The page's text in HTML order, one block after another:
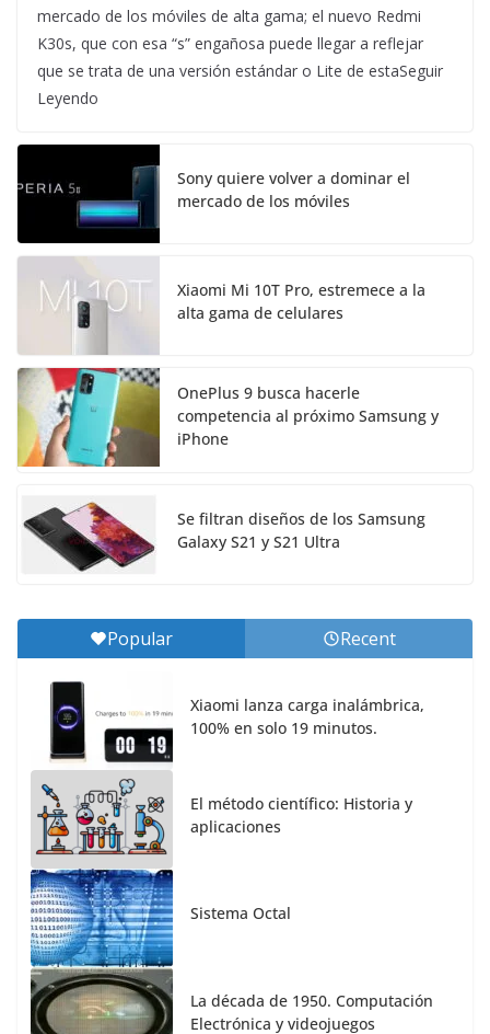
mercado de los móviles de alta gama; el nuevo Redmi
K30s, que con esa “s” engañosa puede llegar a reflejar
que se trata de una versión estándar o Lite de estaSeguir
Leyendo
Sony quiere volver a dominar el
mercado de los móviles
Xiaomi Mi 10T Pro, estremece a la
alta gama de celulares
OnePlus 9 busca hacerle
competencia al próximo Samsung y
iPhone
Se filtran diseños de los Samsung
Galaxy S21 y S21 Ultra
Popular Recent
Xiaomi lanza carga inalámbrica,
100% en solo 19 minutos.
El método científico: Historia y
aplicaciones
Sistema Octal
La década de 1950. Computación
Electrónica y videojuegos